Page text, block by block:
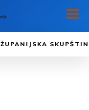
ŽUPANIJSKA